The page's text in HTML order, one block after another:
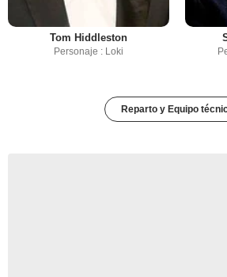
Tom Hiddleston
Personaje : Loki
Reparto y Equipo